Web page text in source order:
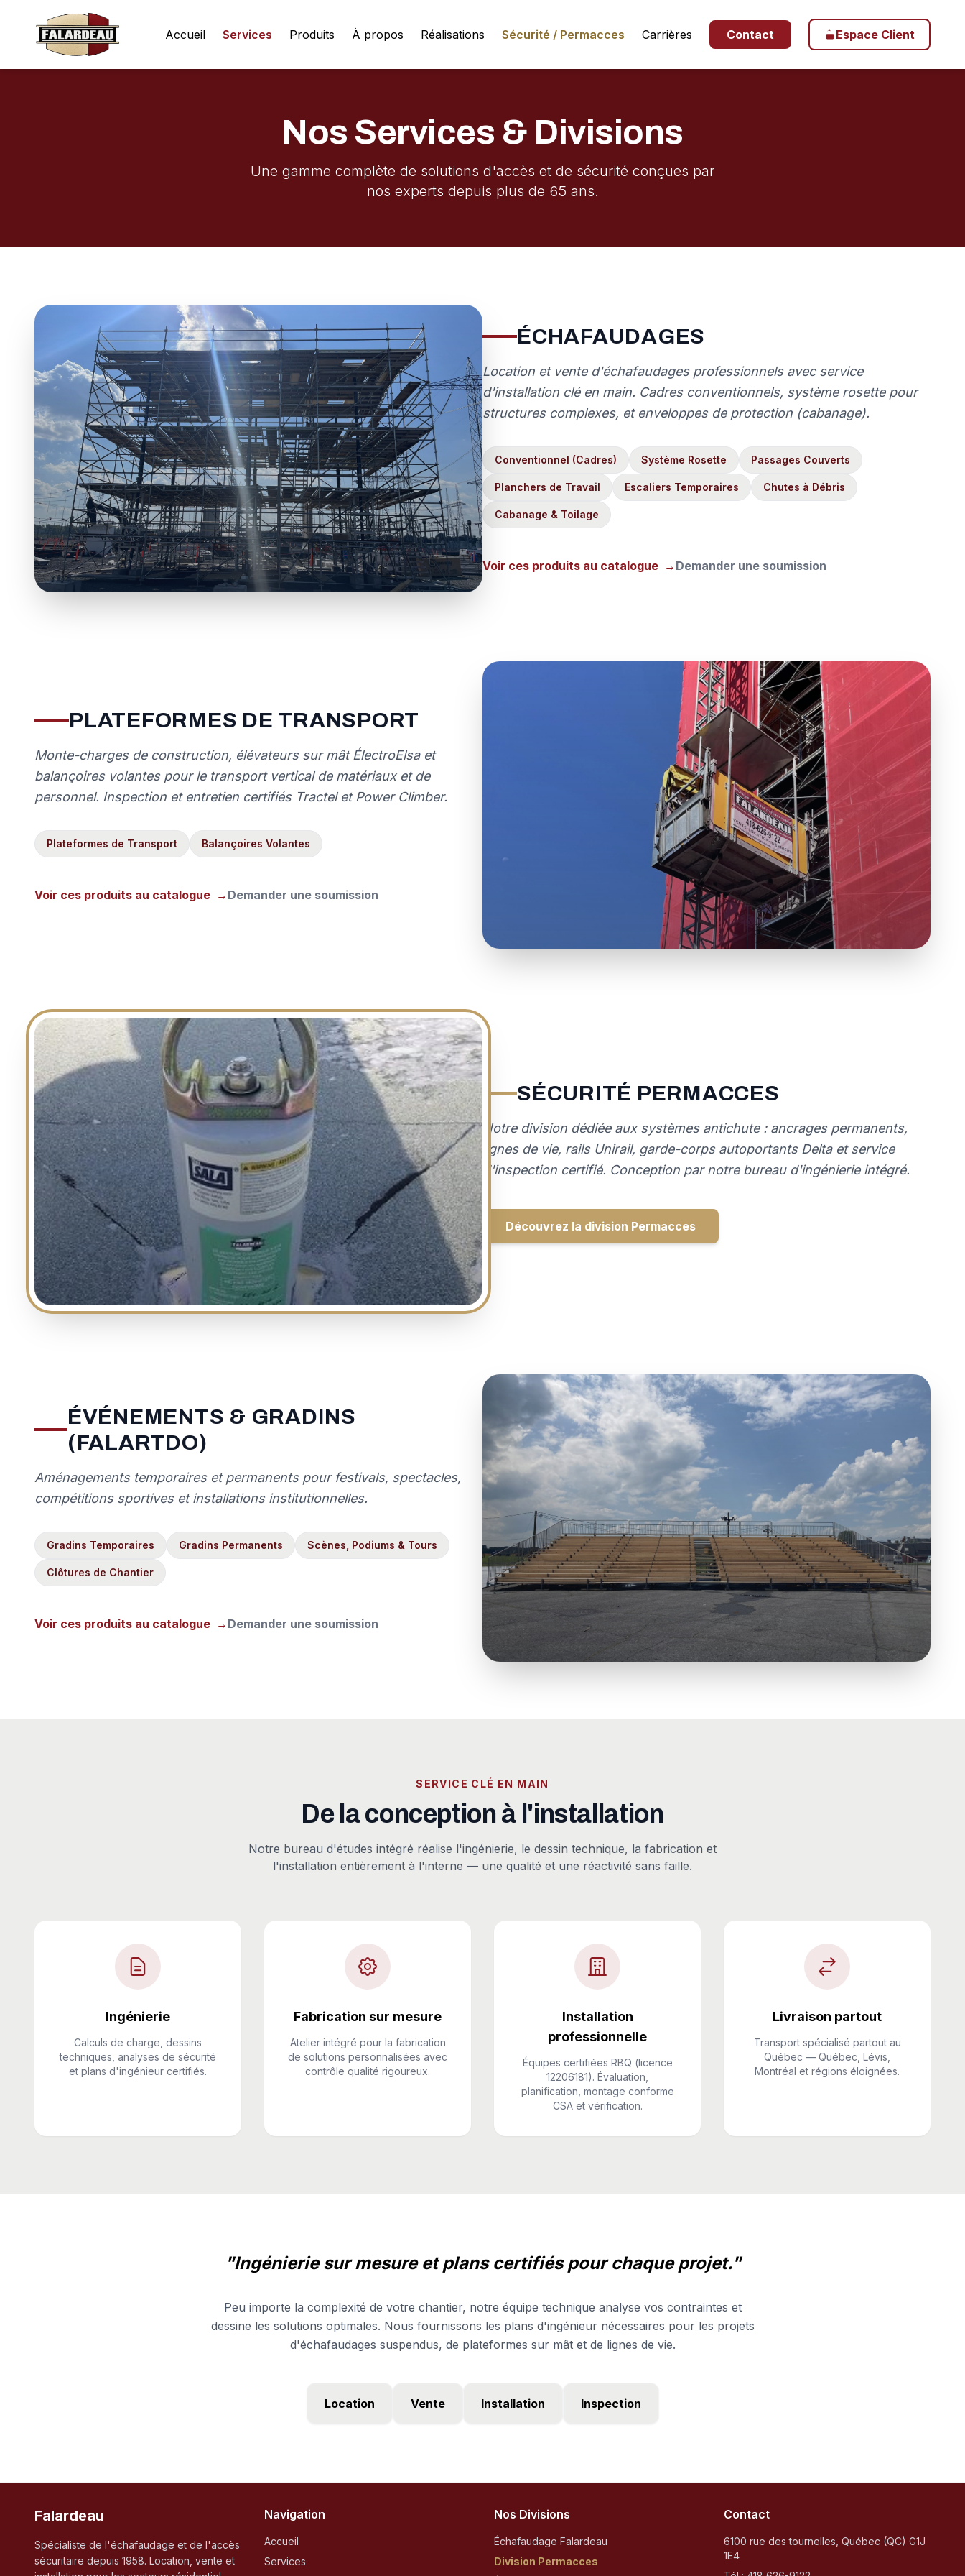
Accueil Services Produits À propos Réalisations Sécurité / Permacces Carrières Contact Espace Client
Nos Services & Divisions
Une gamme complète de solutions d'accès et de sécurité conçues par
nos experts depuis plus de 65 ans.
ÉCHAFAUDAGES
Location et vente d'échafaudages professionnels avec service
d'installation clé en main. Cadres conventionnels, système rosette pour
structures complexes, et enveloppes de protection (cabanage).
Conventionnel (Cadres) Système Rosette Passages Couverts
Planchers de Travail Escaliers Temporaires Chutes à Débris
Cabanage & Toilage
Voir ces produits au catalogue → Demander une soumission
PLATEFORMES DE TRANSPORT
Monte-charges de construction, élévateurs sur mât ÉlectroElsa et
balançoires volantes pour le transport vertical de matériaux et de
personnel. Inspection et entretien certifiés Tractel et Power Climber.
Plateformes de Transport Balançoires Volantes
Voir ces produits au catalogue → Demander une soumission
SÉCURITÉ PERMACCES
Notre division dédiée aux systèmes antichute : ancrages permanents,
lignes de vie, rails Unirail, garde-corps autoportants Delta et service
d'inspection certifié. Conception par notre bureau d'ingénierie intégré.
Découvrez la division Permacces
ÉVÉNEMENTS & GRADINS
(FALARTDO)
Aménagements temporaires et permanents pour festivals, spectacles,
compétitions sportives et installations institutionnelles.
Gradins Temporaires Gradins Permanents Scènes, Podiums & Tours
Clôtures de Chantier
Voir ces produits au catalogue → Demander une soumission
SERVICE CLÉ EN MAIN
De la conception à l'installation
Notre bureau d'études intégré réalise l'ingénierie, le dessin technique, la fabrication et
l'installation entièrement à l'interne — une qualité et une réactivité sans faille.
Ingénierie
Calculs de charge, dessins
techniques, analyses de sécurité
et plans d'ingénieur certifiés.
Fabrication sur mesure
Atelier intégré pour la fabrication
de solutions personnalisées avec
contrôle qualité rigoureux.
Installation
professionnelle
Équipes certifiées RBQ (licence
12206181). Évaluation,
planification, montage conforme
CSA et vérification.
Livraison partout
Transport spécialisé partout au
Québec — Québec, Lévis,
Montréal et régions éloignées.
"Ingénierie sur mesure et plans certifiés pour chaque projet."
Peu importe la complexité de votre chantier, notre équipe technique analyse vos contraintes et
dessine les solutions optimales. Nous fournissons les plans d'ingénieur nécessaires pour les projets
d'échafaudages suspendus, de plateformes sur mât et de lignes de vie.
Location Vente Installation Inspection
Falardeau
Spécialiste de l'échafaudage et de l'accès
sécuritaire depuis 1958. Location, vente et
Navigation
Accueil
Services
Nos Divisions
Échafaudage Falardeau
Division Permacces
Contact
6100 rue des tournelles, Québec (QC) G1J
1E4